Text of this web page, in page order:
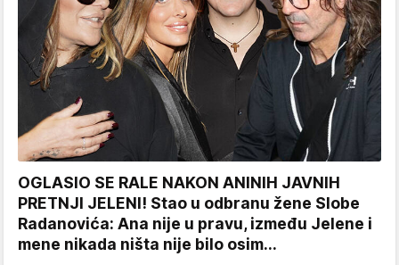
OGLASIO SE RALE NAKON ANINIH JAVNIH
PRETNJI JELENI! Stao u odbranu žene Slobe
Radanovića: Ana nije u pravu, između Jelene i
mene nikada ništa nije bilo osim...